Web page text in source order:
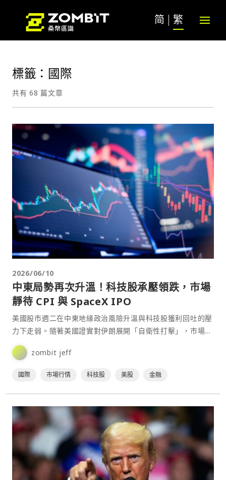
简 繁
標籤：國際
共有 68 篇文章
2026/06/10
中東局勢再次升溫！科技股承壓領跌，市場
靜待 CPI 與 SpaceX IPO
美國股市週二在中東地緣政治風險升溫與科技股獲利回吐的壓
力下走弱。隨著美國證實對伊朗展開「自衛性打擊」，市場避
險情緒升溫，導致美股期貨盤後下跌，能源價格則同步波動加
劇⋯ zombit jeff
國際 市場行情 科技股 美股 金融